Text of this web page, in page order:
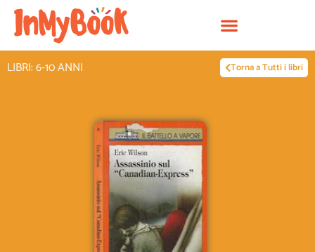
Vai
contenuto
LIBRI: 6-10 ANNI Torna a Tutti i libri